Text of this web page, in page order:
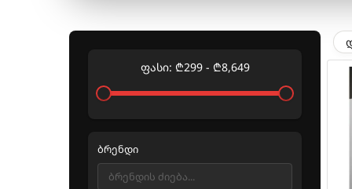
ფასი: ₾299- ₾8,649
ბრენდი